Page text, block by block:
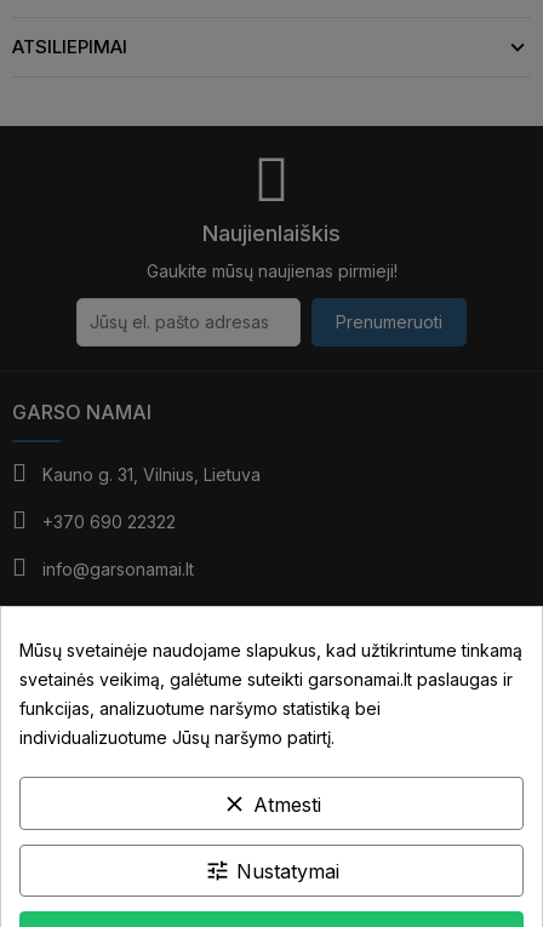
ATSILIEPIMAI
Naujienlaiškis
Gaukite mūsų naujienas pirmieji!
Prenumeruoti
GARSO NAMAI
Kauno g. 31, Vilnius, Lietuva
+370 690 22322
info@garsonamai.lt
V: 10:00 - 18:00
*pietūs: 14:00 - 15:00
VI: pagal susitarimą
INFORMACIJA
Mūsų svetainėje naudojame slapukus, kad užtikrintume tinkamą
svetainės veikimą, galėtume suteikti garsonamai.lt paslaugas ir
funkcijas, analizuotume naršymo statistiką bei
individualizuotume Jūsų naršymo patirtį.
clear Atmesti
tune Nustatymai